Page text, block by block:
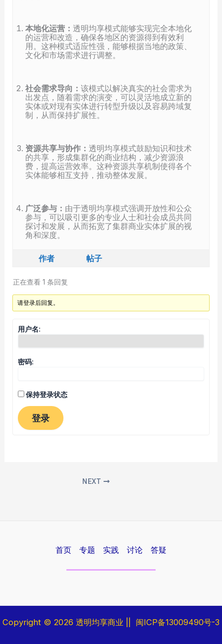
本地化运营：透明均享模式能够实现完全本地化
的运营和改造，确保各地区的资源得到有效利
用。这种模式适应性强，能够根据当地的政策、
文化和市场需求进行调整。
社会需求导向：该模式以解决真实的社会需求为
出发点，随着需求的演变，可以灵活地成立新的
实体或对现有实体进行转型升级以及容易跨域复
制，从而保持扩展性。
资源共享与协作：透明均享模式鼓励知识和技术
的共享，形成集群化的商业结构，减少资源浪
费，提高运营效率。这种资源共享机制使得各个
实体能够相互支持，推动整体发展。
广泛参与： 由于透明均享模式强调开放性和公众
参与，可以吸引更多的专业人士和社会成员共同
探讨和发展，从而拓宽了集群商业实体扩展的视
角和深度。
作者 帖子
正在查看 1 条回复
请登录后回复。
用户名:
密码:
保持登录状态
登录
NEXT
首页 专题 实践 讨论 答疑
Copyright © 2026 透明均享商业 闽ICP备13009490号-3